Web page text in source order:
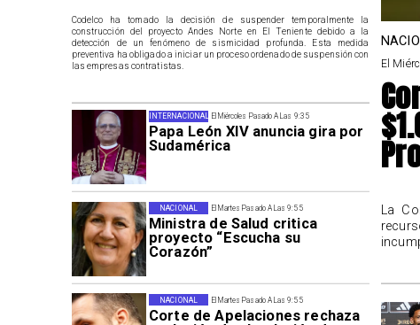
El Miércoles Pasado A Las 9:35
Papa León XIV anuncia gira por
Sudamérica
INTERNACIONAL
El Martes Pasado A Las 9:55
Ministra de Salud critica
proyecto “Escucha su
Corazón”
NACIONAL
El Martes Pasado A Las 9:55
Corte de Apelaciones rechaza
NACIONAL
Codelco ha tomado la decisión de suspender temporalmente la
construcción del proyecto Andes Norte en El Teniente debido a la
detección de un fenómeno de sismicidad profunda. Esta medida
preventiva ha obligado a iniciar un proceso ordenado de suspensión con
las empresas contratistas.
El
La